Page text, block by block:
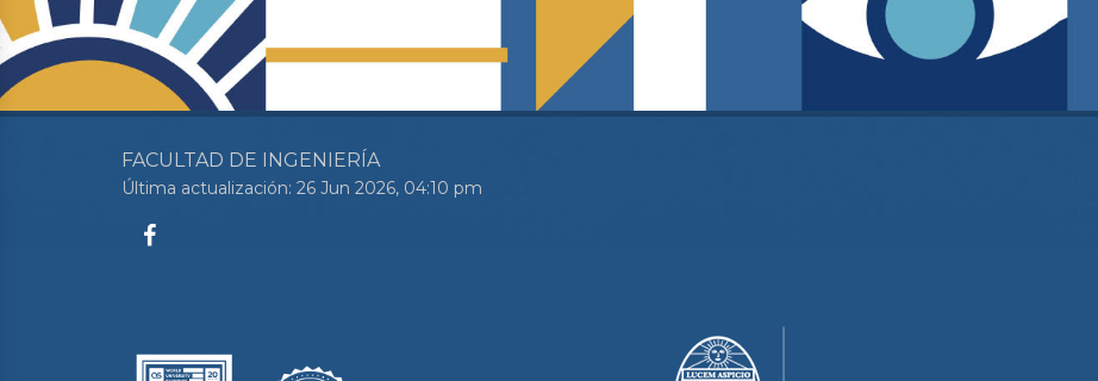
FACULTAD DE INGENIERÍA
Última actualización: 26 Jun 2026, 04:10 pm